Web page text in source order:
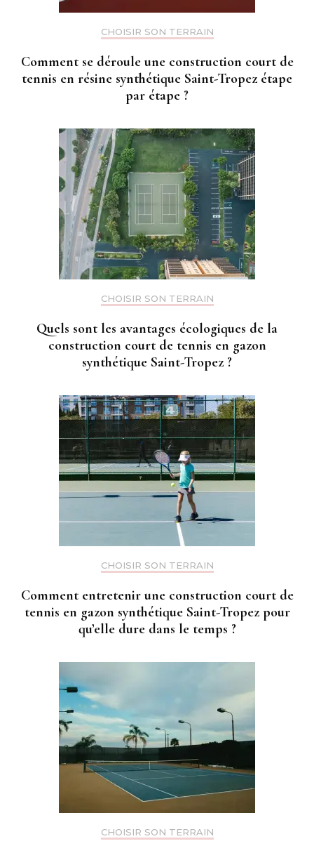
CHOISIR SON TERRAIN
Comment se déroule une construction court de
tennis en résine synthétique Saint-Tropez étape
par étape ?
CHOISIR SON TERRAIN
Quels sont les avantages écologiques de la
construction court de tennis en gazon
synthétique Saint-Tropez ?
CHOISIR SON TERRAIN
Comment entretenir une construction court de
tennis en gazon synthétique Saint-Tropez pour
qu’elle dure dans le temps ?
CHOISIR SON TERRAIN